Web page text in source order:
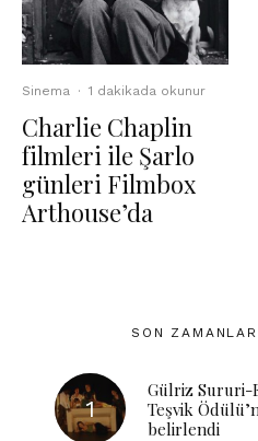
Sinema · 1 dakikada okunur
Charlie Chaplin
filmleri ile Şarlo
günleri Filmbox
Arthouse’da
SON
Gülriz Sururi-
Teşvik
belirlendi